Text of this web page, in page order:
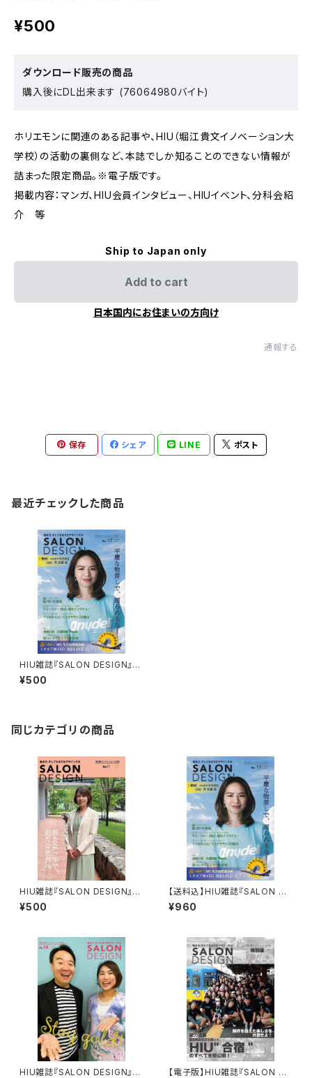
¥500
ダウンロード販売の商品
購入後にDL出来ます (76064980バイト)
ホリエモンに関連のある記事や、HIU（堀江貴文イノベーション大
学校）の活動の裏側など、本誌でしか知ることのできない情報が
詰まった限定商品。※電子版です。
掲載内容：マンガ、HIU会員インタビュー、HIUイベント、分科会紹
介 等
Ship to Japan only
Add to cart
日本国内にお住まいの方向け
通報する
保存 シェア LINE ポスト
最近チェックした商品
HIU雑誌『SALON DESIGN』v
ol.17（電子版）
¥500
同じカテゴリの商品
HIU雑誌『SALON DESIGN』v
ol.16（電子版）
¥500
【送料込】HIU雑誌『SALON DE
SIGN』vol.17（紙版）
¥960
HIU雑誌『SALON DESIGN』v
【電子版】HIU雑誌『SALON DE